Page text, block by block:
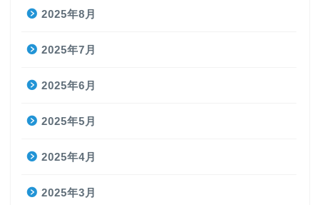
2025年8月
2025年7月
2025年6月
2025年5月
2025年4月
2025年3月